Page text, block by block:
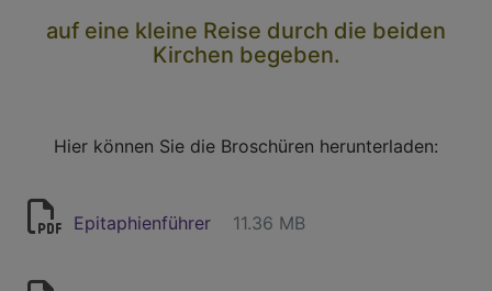
auf eine kleine Reise durch die beiden
Kirchen begeben.
Hier können Sie die Broschüren herunterladen:
Epitaphienführer 11.36 MB